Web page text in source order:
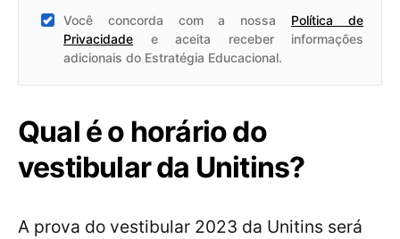
Você concorda com a nossa Política de
Privacidade e aceita receber informações
adicionais do Estratégia Educacional.
Qual é o horário do
vestibular da Unitins?
A prova do vestibular 2023 da Unitins será